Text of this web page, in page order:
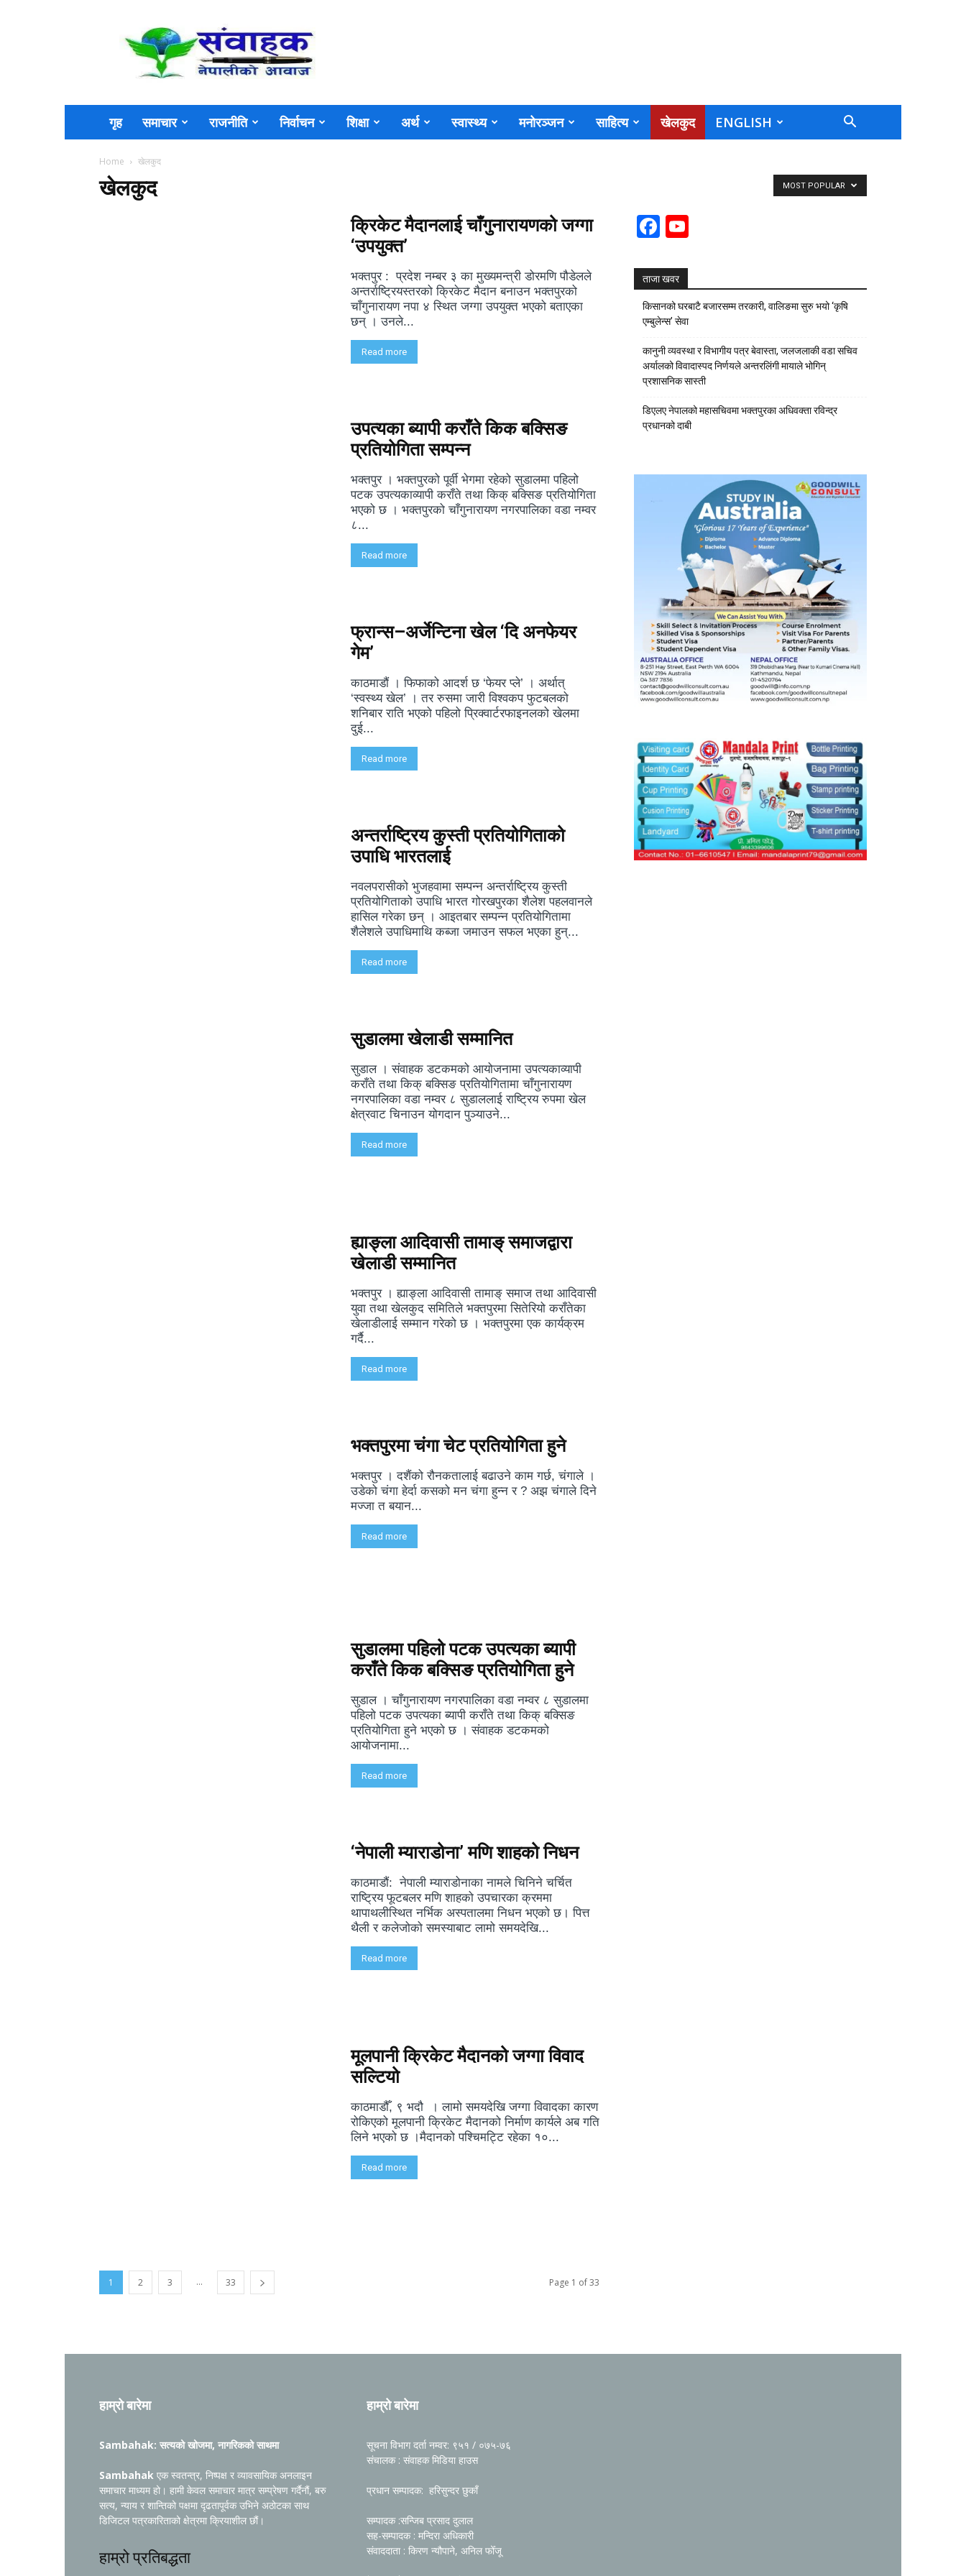
Sambahak
गृह समाचार राजनीति निर्वाचन शिक्षा अर्थ स्वास्थ्य मनोरञ्जन साहित्य खेलकुद ENGLISH
Home खेलकुद
खेलकुद MOST POPULAR
क्रिकेट मैदानलाई चाँगुनारायणको जग्गा
‘उपयुक्त’
भक्तपुर : प्रदेश नम्बर ३ का मुख्यमन्त्री डोरमणि पौडेलले
अन्तर्राष्ट्रियस्तरको क्रिकेट मैदान बनाउन भक्तपुरको
चाँगुनारायण नपा ४ स्थित जग्गा उपयुक्त भएको बताएका
छन् । उनले...
Read more
उपत्यका ब्यापी कराँते किक बक्सिङ
प्रतियोगिता सम्पन्न
भक्तपुर । भक्तपुरको पूर्वी भेगमा रहेको सुडालमा पहिलो
पटक उपत्यकाव्यापी कराँते तथा किक् बक्सिङ प्रतियोगिता
भएको छ । भक्तपुरको चाँगुनारायण नगरपालिका वडा नम्वर
८...
Read more
फ्रान्स–अर्जेन्टिना खेल ‘दि अनफेयर
गेम’
काठमाडौं । फिफाको आदर्श छ ‘फेयर प्ले’ । अर्थात्
‘स्वस्थ्य खेल’ । तर रुसमा जारी विश्वकप फुटबलको
शनिबार राति भएको पहिलो प्रिक्वार्टरफाइनलको खेलमा
दुई...
Read more
अन्तर्राष्ट्रिय कुस्ती प्रतियोगिताको
उपाधि भारतलाई
नवलपरासीको भुजहवामा सम्पन्न अन्तर्राष्ट्रिय कुस्ती
प्रतियोगिताको उपाधि भारत गोरखपुरका शैलेश पहलवानले
हासिल गरेका छन् । आइतबार सम्पन्न प्रतियोगितामा
शैलेशले उपाधिमाथि कब्जा जमाउन सफल भएका हुन्...
Read more
सुडालमा खेलाडी सम्मानित
सुडाल । संवाहक डटकमको आयोजनामा उपत्यकाव्यापी
कराँते तथा किक् बक्सिङ प्रतियोगितामा चाँगुनारायण
नगरपालिका वडा नम्वर ८ सुडाललाई राष्ट्रिय रुपमा खेल
क्षेत्रवाट चिनाउन योगदान पुञ्याउने...
Read more
ह्याङ्ला आदिवासी तामाङ् समाजद्वारा
खेलाडी सम्मानित
भक्तपुर । ह्याङ्ला आदिवासी तामाङ् समाज तथा आदिवासी
युवा तथा खेलकुद समितिले भक्तपुरमा सितेरियो कराँतेका
खेलाडीलाई सम्मान गरेको छ । भक्तपुरमा एक कार्यक्रम
गर्दै...
Read more
भक्तपुरमा चंगा चेट प्रतियोगिता हुने
भक्तपुर । दशैंको रौनकतालाई बढाउने काम गर्छ, चंगाले ।
उडेको चंगा हेर्दा कसको मन चंगा हुन्न र ? अझ चंगाले दिने
मज्जा त बयान...
Read more
सुडालमा पहिलो पटक उपत्यका ब्यापी
कराँते किक बक्सिङ प्रतियोगिता हुने
सुडाल । चाँगुनारायण नगरपालिका वडा नम्वर ८ सुडालमा
पहिलो पटक उपत्यका ब्यापी कराँते तथा किक् बक्सिङ
प्रतियोगिता हुने भएको छ । संवाहक डटकमको
आयोजनामा...
Read more
‘नेपाली म्याराडोना’ मणि शाहको निधन
काठमाडौं: नेपाली म्याराडोनाका नामले चिनिने चर्चित
राष्ट्रिय फूटबलर मणि शाहको उपचारका क्रममा
थापाथलीस्थित नर्भिक अस्पतालमा निधन भएको छ। पित्त
थैली र कलेजोको समस्याबाट लामो समयदेखि...
Read more
मूलपानी क्रिकेट मैदानको जग्गा विवाद
सल्टियो
काठमाडौँ, ९ भदौ । लामो समयदेखि जग्गा विवादका कारण
रोकिएको मूलपानी क्रिकेट मैदानको निर्माण कार्यले अब गति
लिने भएको छ ।मैदानको पश्चिमट्टि रहेका १०...
Read more
1 2 3 ... 33 Page 1 of 33
Facebook
ताजा खवर
किसानको घरबाटै बजारसम्म तरकारी, वालिङमा सुरु भयो ‘कृषि
एम्बुलेन्स’ सेवा
कानुनी व्यवस्था र विभागीय पत्र बेवास्ता, जलजलाकी वडा सचिव
अर्यालको विवादास्पद निर्णयले अन्तरलिंगी मायाले भोगिन्
प्रशासनिक सास्ती
डिएलए नेपालको महासचिवमा भक्तपुरका अधिवक्ता रविन्द्र
प्रधानको दाबी
हाम्रो बारेमा
Sambahak: सत्यको खोजमा, नागरिकको साथमा
Sambahak एक स्वतन्त्र, निष्पक्ष र व्यावसायिक अनलाइन
समाचार माध्यम हो। हामी केवल समाचार मात्र सम्प्रेषण गर्दैनौं, बरु
सत्य, न्याय र शान्तिको पक्षमा दृढतापूर्वक उभिने अठोटका साथ
डिजिटल पत्रकारिताको क्षेत्रमा क्रियाशील छौं।
हाम्रो प्रतिबद्धता
हाम्रो बारेमा
सूचना विभाग दर्ता नम्वर: ९५१ / ०७५-७६
संचालक : संवाहक मिडिया हाउस
प्रधान सम्पादक: हरिसुन्दर छुकाँ
सम्पादक :सन्जिब प्रसाद दुलाल
सह-सम्पादक : मन्दिरा अधिकारी
संवाददाता : किरण न्यौपाने, अनिल फोँजू